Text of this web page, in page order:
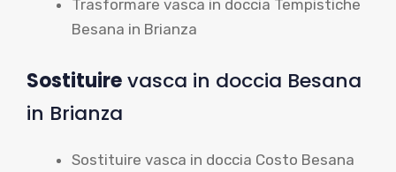
Trasformare vasca in doccia Tempistiche
Besana in Brianza
Sostituirevasca in doccia Besana
in Brianza
Sostituire vasca in doccia Costo Besana